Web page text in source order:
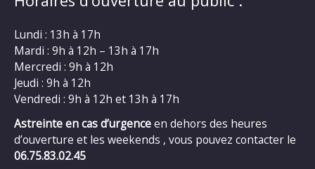
Lundi : 13h à 17h
Mardi : 9h à 12h – 13h à 17h
Mercredi : 9h à 12h
Jeudi : 9h à 12h
Vendredi : 9h à 12h et 13h à 17h
Astreinte en cas d’urgenceen dehors des heures
d’ouverture et les weekends , vous pouvez contacter le
06.75.83.02.45